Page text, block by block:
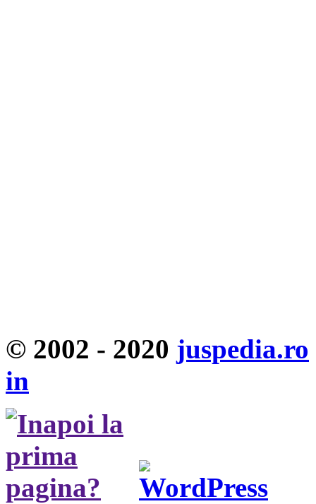
© 2002 - 2020 juspedia.ro
in